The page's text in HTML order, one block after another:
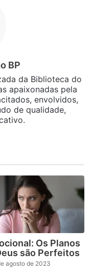
BP
da Biblioteca do
apaixonadas pela
envolvidos,
de qualidade,
Os Planos
são Perfeitos
agosto de 2023